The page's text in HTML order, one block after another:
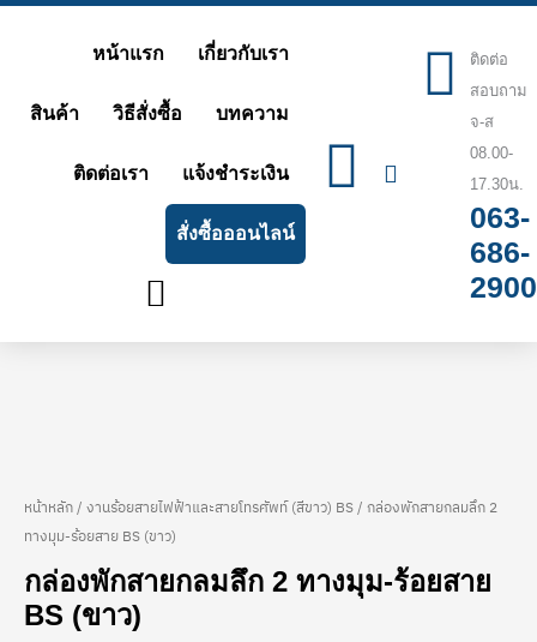
content
หน้าแรก เกี่ยวกับเรา
สินค้า วิธีสั่งซื้อ บทความ
ติดต่อเรา แจ้งชำระเงิน
สั่งซื้อออนไลน์
ติดต่อ
สอบถาม
จ-ส
08.00-
17.30น.
063-
686-
2900
หน้าหลัก / งานร้อยสายไฟฟ้าและสายโทรศัพท์ (สีขาว) BS / กล่องพักสายกลมลึก 2
ทางมุม-ร้อยสาย BS (ขาว)
กล่องพักสายกลมลึก 2 ทางมุม-ร้อยสาย
BS (ขาว)
Price
range:
จำนวน
พัก